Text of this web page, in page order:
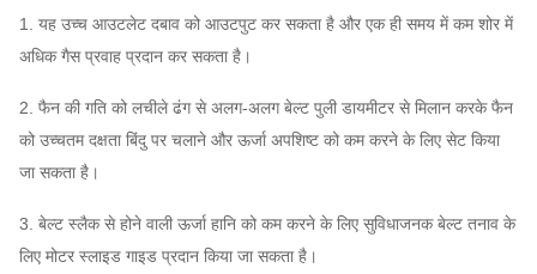
धौंकनी प्रशंसक
प्रणाली
कर सकते
हैं
SS316, HG785, DB685 ...
आवरण, वायु प्रवेश
एयर इनलेट स्पंज
SS316, HG785, DB685 ...
मुख्य शाफ्ट
संरचनात्मक स्टील), 42CrMo,
स्टेनलेस स्टील ...
1. यह उच्च आउटलेट दबाव को आउटपुट कर सकता है और एक ही समय में कम शोर में
अधिक गैस प्रवाह प्रदान कर सकता है।
2. फैन की गति को लचीले ढंग से अलग-अलग बेल्ट पुली डायमीटर से मिलान करके फैन
को उच्चतम दक्षता बिंदु पर चलाने और ऊर्जा अपशिष्ट को कम करने के लिए सेट किया
जा सकता है।
3. बेल्ट स्लैक से होने वाली ऊर्जा हानि को कम करने के लिए सुविधाजनक बेल्ट तनाव के
लिए मोटर स्लाइड गाइड प्रदान किया जा सकता है।